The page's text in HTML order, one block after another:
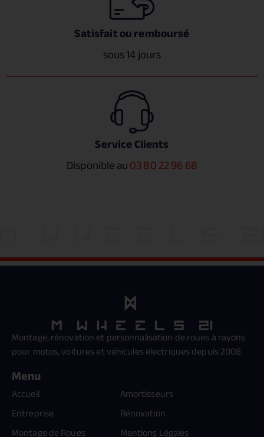
Satisfait ou remboursé
sous 14 jours
Service Clients
Disponible au03 80 22 96 68
Montage, rénovation et personnalisation de roues à rayons
pour motos, voitures et véhicules électriques depuis 2008.
Menu
Accueil
Entreprise
Montage de Roues
Amortisseurs
Rénovation
Mentions Légales